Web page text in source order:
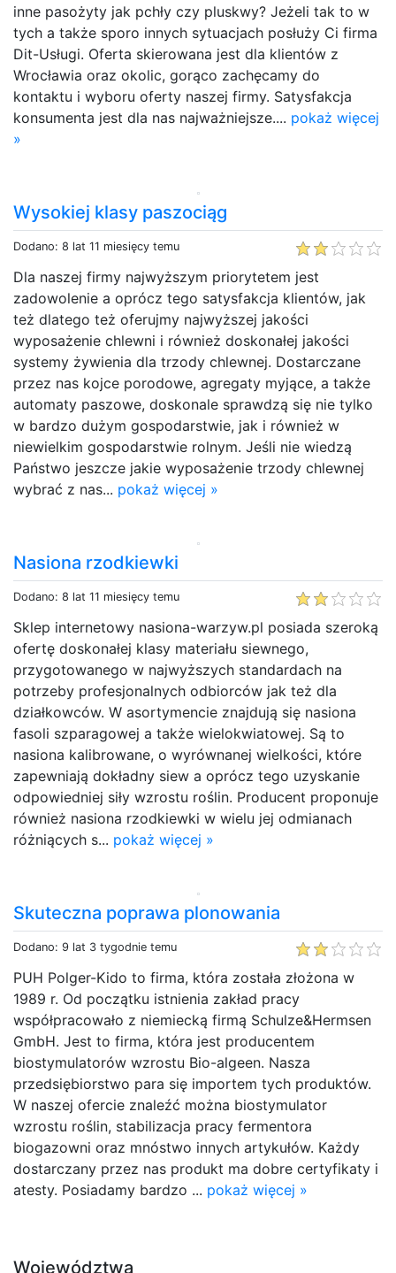
inne pasożyty jak pchły czy pluskwy? Jeżeli tak to w
tych a także sporo innych sytuacjach posłuży Ci firma
Dit-Usługi. Oferta skierowana jest dla klientów z
Wrocławia oraz okolic, gorąco zachęcamy do
kontaktu i wyboru oferty naszej firmy. Satysfakcja
konsumenta jest dla nas najważniejsze.... pokaż więcej
»
Wysokiej klasy paszociąg
Dodano: 8 lat 11 miesięcy temu
Dla naszej firmy najwyższym priorytetem jest
zadowolenie a oprócz tego satysfakcja klientów, jak
też dlatego też oferujmy najwyższej jakości
wyposażenie chlewni i również doskonałej jakości
systemy żywienia dla trzody chlewnej. Dostarczane
przez nas kojce porodowe, agregaty myjące, a także
automaty paszowe, doskonale sprawdzą się nie tylko
w bardzo dużym gospodarstwie, jak i również w
niewielkim gospodarstwie rolnym. Jeśli nie wiedzą
Państwo jeszcze jakie wyposażenie trzody chlewnej
wybrać z nas... pokaż więcej »
Nasiona rzodkiewki
Dodano: 8 lat 11 miesięcy temu
Sklep internetowy nasiona-warzyw.pl posiada szeroką
ofertę doskonałej klasy materiału siewnego,
przygotowanego w najwyższych standardach na
potrzeby profesjonalnych odbiorców jak też dla
działkowców. W asortymencie znajdują się nasiona
fasoli szparagowej a także wielokwiatowej. Są to
nasiona kalibrowane, o wyrównanej wielkości, które
zapewniają dokładny siew a oprócz tego uzyskanie
odpowiedniej siły wzrostu roślin. Producent proponuje
również nasiona rzodkiewki w wielu jej odmianach
różniących s... pokaż więcej »
Skuteczna poprawa plonowania
Dodano: 9 lat 3 tygodnie temu
PUH Polger-Kido to firma, która została złożona w
1989 r. Od początku istnienia zakład pracy
współpracowało z niemiecką firmą Schulze&Hermsen
GmbH. Jest to firma, która jest producentem
biostymulatorów wzrostu Bio-algeen. Nasza
przedsiębiorstwo para się importem tych produktów.
W naszej ofercie znaleźć można biostymulator
wzrostu roślin, stabilizacja pracy fermentora
biogazowni oraz mnóstwo innych artykułów. Każdy
dostarczany przez nas produkt ma dobre certyfikaty i
atesty. Posiadamy bardzo ... pokaż więcej »
Województwa